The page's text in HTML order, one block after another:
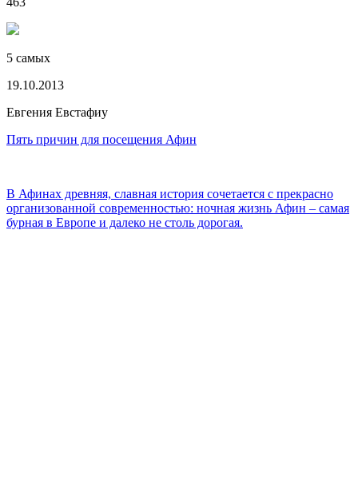
5 самых
19.10.2013
Евгения Евстафиу
Пять причин для посещения Афин
В Афинах древняя, славная история сочетается с прекрасно
организованной современностью: ночная жизнь Афин – самая
бурная в Европе и далеко не столь дорогая.